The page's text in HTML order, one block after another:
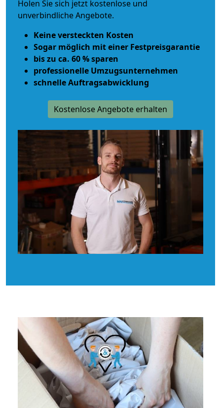
Holen Sie sich jetzt kostenlose und
unverbindliche Angebote.
Keine versteckten Kosten
Sogar möglich mit einer Festpreisgarantie
bis zu ca. 60 % sparen
professionelle Umzugsunternehmen
schnelle Auftragsabwicklung
Kostenlose Angebote erhalten